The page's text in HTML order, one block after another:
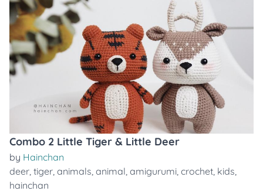
Combo 2 Little Tiger & Little Deer
by Hainchan
deer tiger animals animal amigurumi crochet kids
hainchan